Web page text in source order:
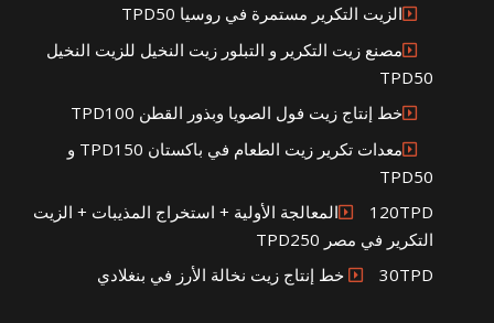
الزيت التكرير مستمرة في روسيا TPD50
مصنع زيت التكرير و التبلور زيت النخيل للزيت النخيل
TPD50
خط إنتاج زيت فول الصويا وبذور القطن TPD100
معدات تكرير زيت الطعام في باكستان TPD150 و
TPD50
120TPDالمعالجة الأولية + استخراج المذيبات + الزيت
التكرير في مصر TPD250
30TPD خط إنتاج زيت نخالة الأرز في بنغلادي